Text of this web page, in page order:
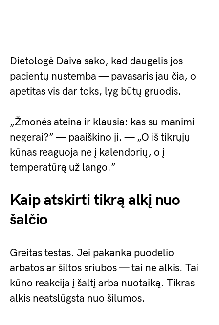
Dietologė Daiva sako, kad daugelis jos
pacientų nustemba — pavasaris jau čia, o
apetitas vis dar toks, lyg būtų gruodis.
„Žmonės ateina ir klausia: kas su manimi
negerai?” — paaiškino ji. — „O iš tikrųjų
kūnas reaguoja ne į kalendorių, o į
temperatūrą už lango.”
Kaip atskirti tikrą alkį nuo
šalčio
Greitas testas. Jei pakanka puodelio
arbatos ar šiltos sriubos — tai ne alkis. Tai
kūno reakcija į šaltį arba nuotaiką. Tikras
alkis neatslūgsta nuo šilumos.